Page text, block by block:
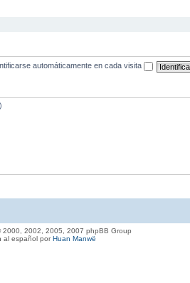
automáticamente en cada visita
2000, 2002, 2005, 2007 phpBB Group
al español porHuan Manwë